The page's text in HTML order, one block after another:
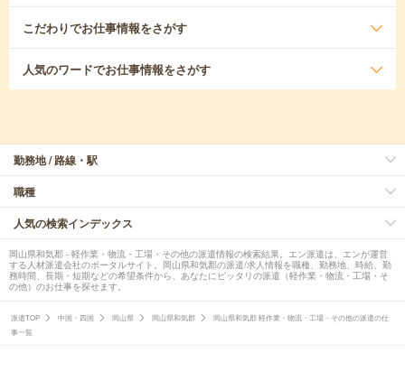
こだわりでお仕事情報をさがす
人気のワードでお仕事情報をさがす
勤務地 / 路線・駅
職種
人気の検索インデックス
岡山県和気郡 - 軽作業・物流・工場・その他の派遣情報の検索結果。エン派遣は、エンが運営
する人材派遣会社のポータルサイト。岡山県和気郡の派遣/求人情報を職種、勤務地、時給、勤
務時間、長期・短期などの希望条件から、あなたにピッタリの派遣（軽作業・物流・工場・そ
の他）のお仕事を探せます。
派遣TOP 中国・四国 岡山県 岡山県和気郡
岡山県和気郡 軽作業・物流・工場・その他の派遣の仕
事一覧